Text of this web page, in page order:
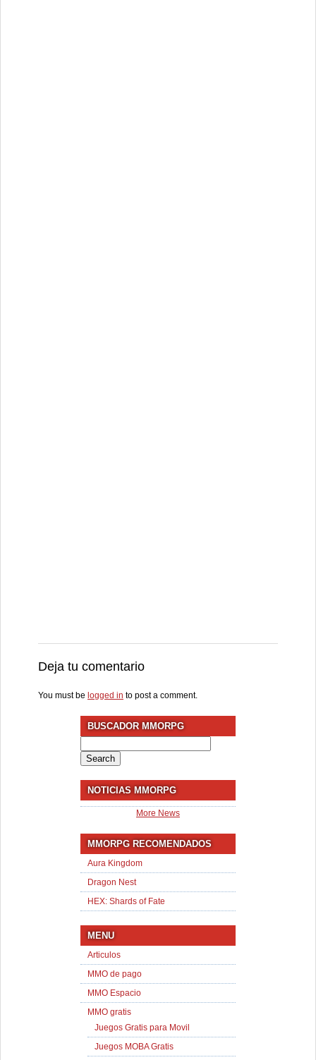
Deja tu comentario
You must be logged in to post a comment.
BUSCADOR MMORPG
for:
NOTICIAS MMORPG
More News
MMORPG RECOMENDADOS
Aura Kingdom
Dragon Nest
HEX: Shards of Fate
MENU
Articulos
MMO de pago
MMO Espacio
MMO gratis
Juegos Gratis para Movil
Juegos MOBA Gratis